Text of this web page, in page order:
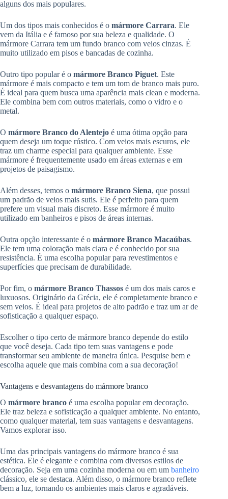
alguns dos mais populares.
Um dos tipos mais conhecidos é o mármore Carrara. Ele
vem da Itália e é famoso por sua beleza e qualidade. O
mármore Carrara tem um fundo branco com veios cinzas. É
muito utilizado em pisos e bancadas de cozinha.
Outro tipo popular é o mármore Branco Piguet. Este
mármore é mais compacto e tem um tom de branco mais puro.
É ideal para quem busca uma aparência mais clean e moderna.
Ele combina bem com outros materiais, como o vidro e o
metal.
O mármore Branco do Alentejo é uma ótima opção para
quem deseja um toque rústico. Com veios mais escuros, ele
traz um charme especial para qualquer ambiente. Esse
mármore é frequentemente usado em áreas externas e em
projetos de paisagismo.
Além desses, temos o mármore Branco Siena, que possui
um padrão de veios mais sutis. Ele é perfeito para quem
prefere um visual mais discreto. Esse mármore é muito
utilizado em banheiros e pisos de áreas internas.
Outra opção interessante é o mármore Branco Macaúbas.
Ele tem uma coloração mais clara e é conhecido por sua
resistência. É uma escolha popular para revestimentos e
superfícies que precisam de durabilidade.
Por fim, o mármore Branco Thassos é um dos mais caros e
luxuosos. Originário da Grécia, ele é completamente branco e
sem veios. É ideal para projetos de alto padrão e traz um ar de
sofisticação a qualquer espaço.
Escolher o tipo certo de mármore branco depende do estilo
que você deseja. Cada tipo tem suas vantagens e pode
transformar seu ambiente de maneira única. Pesquise bem e
escolha aquele que mais combina com a sua decoração!
Vantagens e desvantagens do mármore branco
O mármore branco é uma escolha popular em decoração.
Ele traz beleza e sofisticação a qualquer ambiente. No entanto,
como qualquer material, tem suas vantagens e desvantagens.
Vamos explorar isso.
Uma das principais vantagens do mármore branco é sua
estética. Ele é elegante e combina com diversos estilos de
decoração. Seja em uma cozinha moderna ou em um banheiro
clássico, ele se destaca. Além disso, o mármore branco reflete
bem a luz, tornando os ambientes mais claros e agradáveis.